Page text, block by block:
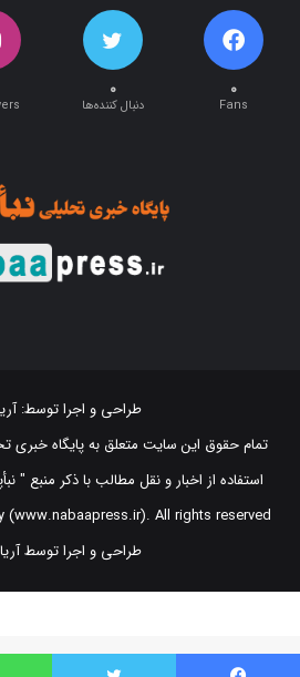
۰
Fans
۰
دنبال کننده‌ها
طراحی و اجرا توسط:
تمام حقوق این سایت متعلق به پایگاه خبری
(www.nabaapress.ir). All rights reserved
طراحی و اجرا توسط